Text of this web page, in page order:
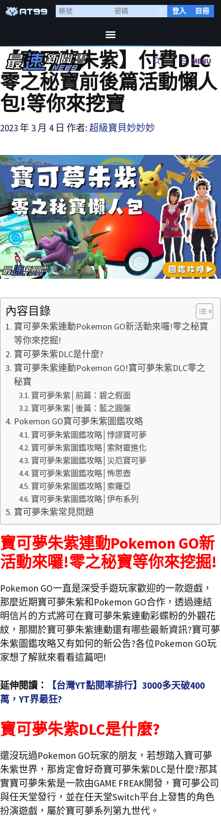
登入 註冊
MENU
【寶可夢朱紫】付費DLC
零之秘寶前後篇活動懶人
包!等你來挖寶
2023 年 3 月 4 日 作者: 超級寶貝妙妙妙
內容目錄
寶可夢朱紫連動Pokemon GO新活動來囉!零之秘寶
等你來挖掘!
寶可夢朱紫DLC是什麼?
寶可夢朱紫連動Pokemon GO!寶可夢朱紫DLC零之
秘寶
寶可夢朱紫│前篇：碧之假面
寶可夢朱紫│後篇：藍之圓盤
Pokemon GO寶可夢朱紫圖鑑攻略
寶可夢朱紫圖鑑攻略│悖謬寶可夢
寶可夢朱紫圖鑑攻略│索財靈進化
寶可夢朱紫圖鑑攻略│災厄寶可夢
寶可夢朱紫圖鑑攻略│怖思壺
寶可夢朱紫圖鑑攻略│索羅亞
寶可夢朱紫圖鑑攻略│伊布系列
寶可夢朱紫常見問題
寶可夢朱紫連動Pokemon GO新
活動來囉!零之秘寶等你來挖掘!
Pokemon GO一直是深受手遊玩家歡迎的一款遊戲，
那麼近期寶可夢朱紫和Pokemon GO合作，透過連結
明信片的方式將可在寶可夢朱紫連動彩蝶粉的外觀花
紋，那關於寶可夢朱紫連動還有哪些最新資訊?寶可夢
朱紫圖鑑攻略又有如何的新公告?各位Pokemon GO玩
家想了解就來看看這篇吧!
延伸閱讀：
【台灣YT點閱率排行】3000多天破400
萬，YT界最狂?
寶可夢朱紫DLC是什麼?
還沒玩過Pokemon GO玩家的朋友，若想踏入寶可夢
朱紫世界，那肯定會好奇寶可夢朱紫DLC是什麼?那其
實寶可夢朱紫是一款由GAME FREAK開發，寶可夢公司
與任天堂發行，並在任天堂Switch平台上發售的角色
扮演遊戲，屬於寶可夢系列第九世代。